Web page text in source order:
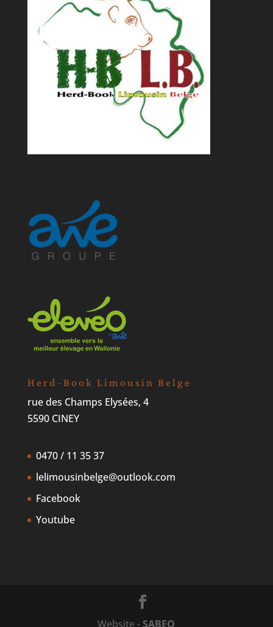
Herd-Book Limousin Belge
rue des Champs Elysées, 4
5590 CINEY
0470 / 11 35 37
lelimousinbelge@outlook.com
Facebook
Youtube
Website - SABEO